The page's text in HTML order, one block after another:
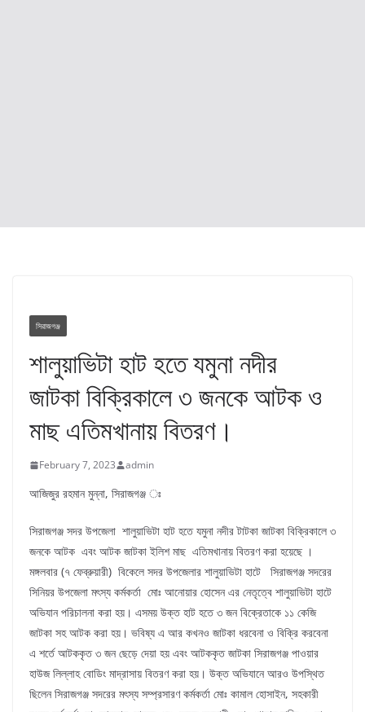
সিরাজগঞ্জ
শালুয়াভিটা হাট হতে যমুনা নদীর
জাটকা বিক্রিকালে ৩ জনকে আটক ও
মাছ এতিমখানায় বিতরণ।
February 7, 2023 admin
আজিজুর রহমান মুন্না, সিরাজগঞ্জ ঃ
সিরাজগঞ্জ সদর উপজেলা শালুয়াভিটা হাট হতে যমুনা নদীর টাটকা জাটকা বিক্রিকালে ৩
জনকে আটক এবং আটক জাটকা ইলিশ মাছ এতিমখানায় বিতরণ করা হয়েছে ।
মঙ্গলবার (৭ ফেব্রুয়ারী) বিকেলে সদর উপজেলার শালুয়াভিটা হাটে সিরাজগঞ্জ সদরের
সিনিয়র উপজেলা মৎস্য কর্মকর্তা মোঃ আনোয়ার হোসেন এর নেতৃত্বে শালুয়াভিটা হাটে
অভিযান পরিচালনা করা হয়। এসময় উক্ত হাট হতে ৩ জন বিক্রেতাকে ১১ কেজি
জাটকা সহ আটক করা হয়। ভবিষ্য এ আর কখনও জাটকা ধরবেনা ও বিক্রি করবেনা
এ শর্তে আটককৃত ৩ জন ছেড়ে দেয়া হয় এবং আটককৃত জাটকা সিরাজগঞ্জ পাওয়ার
হাউজ লিল্লাহ বোডিং মাদ্রাসায় বিতরণ করা হয়। উক্ত অভিযানে আরও উপস্থিত
ছিলেন সিরাজগঞ্জ সদরের মৎস্য সম্প্রসারণ কর্মকর্তা মোঃ কামাল হোসাইন, সহকারী